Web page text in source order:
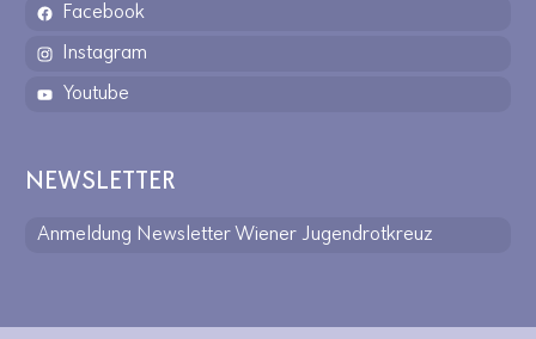
Facebook
Instagram
Youtube
NEWSLETTER
Anmeldung Newsletter Wiener Jugendrotkreuz